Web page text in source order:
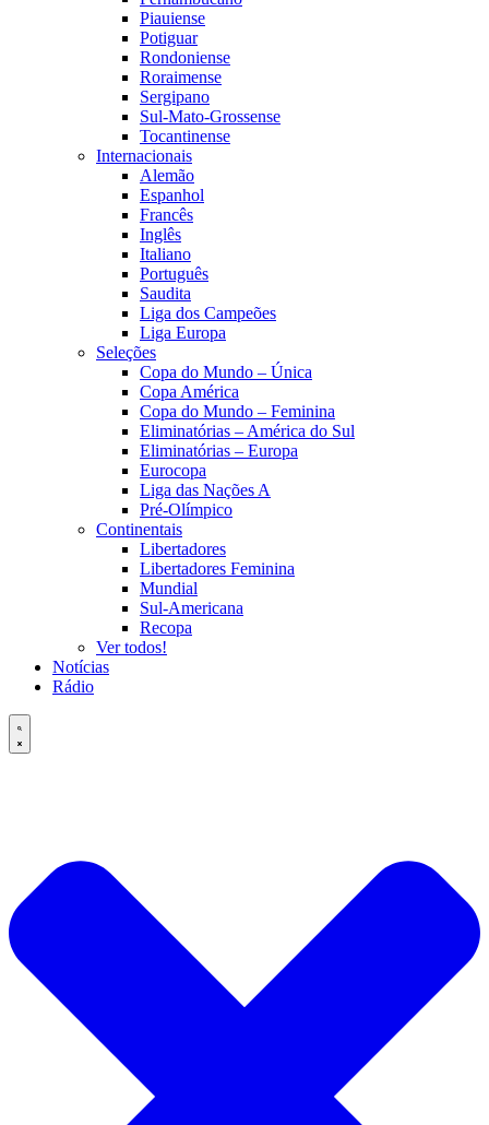
Piauiense
Potiguar
Rondoniense
Roraimense
Sergipano
Sul-Mato-Grossense
Tocantinense
Internacionais
Alemão
Espanhol
Francês
Inglês
Italiano
Português
Saudita
Liga dos Campeões
Liga Europa
Seleções
Copa do Mundo – Única
Copa América
Copa do Mundo – Feminina
Eliminatórias – América do Sul
Eliminatórias – Europa
Eurocopa
Liga das Nações A
Pré-Olímpico
Continentais
Libertadores
Libertadores Feminina
Mundial
Sul-Americana
Recopa
Ver todos!
Notícias
Rádio